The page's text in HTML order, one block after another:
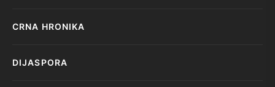
CRNA HRONIKA
DIJASPORA